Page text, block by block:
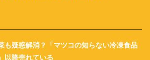
も疑惑解消？「マツコの知らない冷凍食品
以降売れている